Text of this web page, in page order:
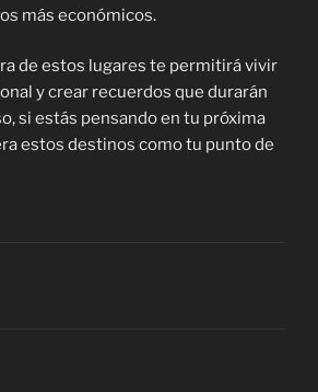
más económicos.
de estos lugares te permitirá vivir
y crear recuerdos que durarán
si estás pensando en tu próxima
estos destinos como tu punto de